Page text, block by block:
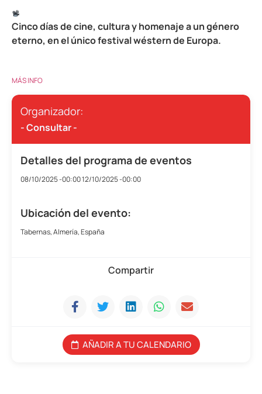
Cinco días de cine, cultura y homenaje a un género
eterno, en el único festival wéstern de Europa.
MÁS INFO
Organizador:
- Consultar -
Detalles del programa de eventos
08/10/2025 -00:0012/10/2025 -00:00
Ubicación del evento:
Tabernas, Almería, España
Compartir
AÑADIR A TU CALENDARIO